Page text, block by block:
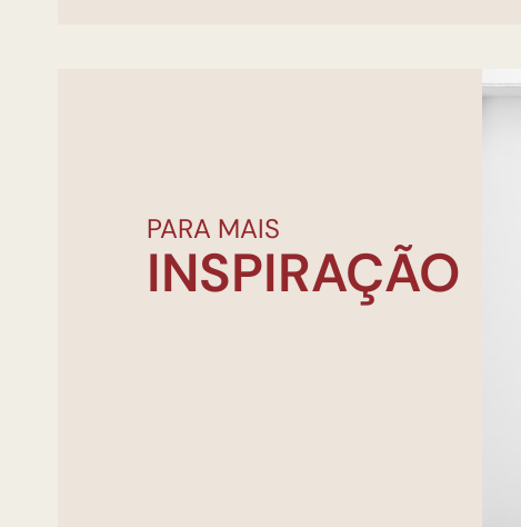
PARA MAIS
INSPIRAÇÃO